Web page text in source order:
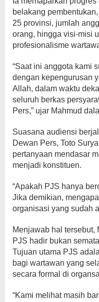
belakang
25 provinsi, jumlah
orang, hingga visi-misi
profesionalisme
“Saat ini anggota kami
dengan kepengurusan
Allah, dalam waktu
seluruh berkas
Pers,” ujar Mahmud
Suasana audiensi
Dewan Pers, Toto
pertanyaan mendasar
menjadi konstituen.
“Apakah PJS hanya
Jika demikian,
organisasi yang sudah
Menjawab hal tersebut,
PJS hadir bukan
Tujuan utama PJS
bagi wartawan yang
secara formal di
“Kami melihat masih